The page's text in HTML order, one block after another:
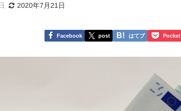
2020年7月21日
Facebook post はてブ Pocket